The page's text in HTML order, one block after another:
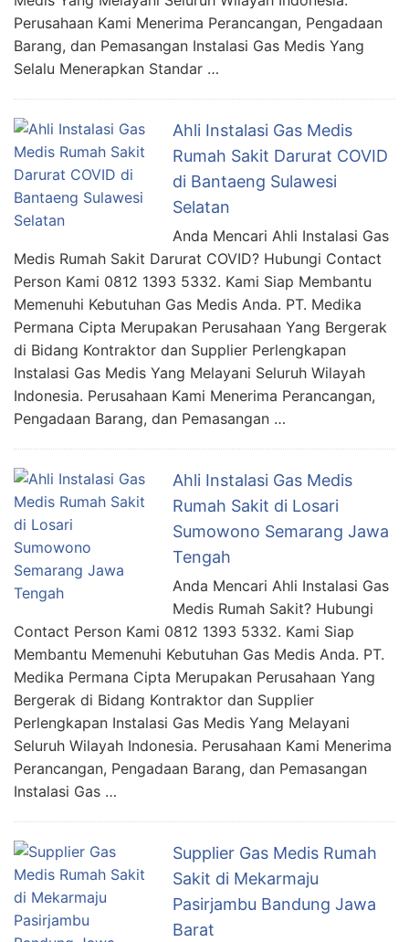
Perusahaan Kami Menerima Perancangan, Pengadaan
Barang, dan Pemasangan Instalasi Gas Medis Yang
Selalu Menerapkan Standar …
Ahli Instalasi Gas Medis
Rumah Sakit Darurat COVID
di Bantaeng Sulawesi
Selatan
Anda Mencari Ahli Instalasi Gas
Medis Rumah Sakit Darurat COVID? Hubungi Contact
Person Kami 0812 1393 5332. Kami Siap Membantu
Memenuhi Kebutuhan Gas Medis Anda. PT. Medika
Permana Cipta Merupakan Perusahaan Yang Bergerak
di Bidang Kontraktor dan Supplier Perlengkapan
Instalasi Gas Medis Yang Melayani Seluruh Wilayah
Indonesia. Perusahaan Kami Menerima Perancangan,
Pengadaan Barang, dan Pemasangan …
Ahli Instalasi Gas Medis
Rumah Sakit di Losari
Sumowono Semarang Jawa
Tengah
Anda Mencari Ahli Instalasi Gas
Medis Rumah Sakit? Hubungi
Contact Person Kami 0812 1393 5332. Kami Siap
Membantu Memenuhi Kebutuhan Gas Medis Anda. PT.
Medika Permana Cipta Merupakan Perusahaan Yang
Bergerak di Bidang Kontraktor dan Supplier
Perlengkapan Instalasi Gas Medis Yang Melayani
Seluruh Wilayah Indonesia. Perusahaan Kami Menerima
Perancangan, Pengadaan Barang, dan Pemasangan
Instalasi Gas …
Supplier Gas Medis Rumah
Sakit di Mekarmaju
Pasirjambu Bandung Jawa
Barat